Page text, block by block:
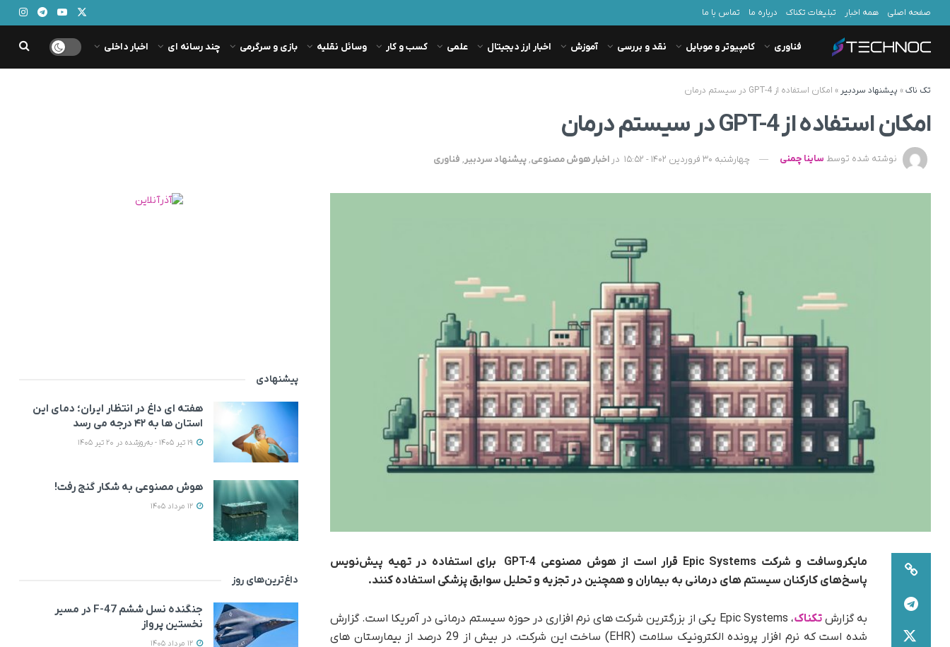
صفحه اصلی همه اخبار تبلیغات تکناک درباره ما تماس با ما
فناوری کامپیوتر و موبایل نقد و بررسی آموزش اخبار ارز دیجیتال علمی کسب و کار وسائل نقلیه بازی و سرگرمی چند رسانه ای اخبار داخلی
تک ناک» پیشنهاد سردبیر » امکان استفاده از GPT-4 در سیستم درمان
امکان استفاده از GPT-4 در سیستم درمان
نوشته شده توسط ساینا چمنی چهارشنبه 30 فروردین 1402 - 15:52 در اخبار هوش مصنوعی,پیشنهاد سردبیر, فناوری
مایکروسافت و شرکت Epic Systems قرار است از هوش مصنوعی GPT-4
برای استفاده در تهیه پیش‌نویس
پاسخ‌های کارکنان سیستم های درمانی به بیماران و همچنین در تجزیه و تحلیل سوابق پزشکی استفاده کنند.
به گزارشتکناک
، Epic Systems یکی از بزرگترین شرکت های نرم افزاری در حوزه سیستم درمانی در آمریکا است. گزارش
شده است که نرم افزار پرونده الکترونیک سلامت (EHR) ساخت این شرکت، در بیش از 29 درصد از بیمارستان های
پیشنهادی
هفته ای داغ در انتظار ایران؛ دمای این
استان ها به ۴۲ درجه می رسد
هوش مصنوعی به شکار گنج رفت!
داغ‌ترین‌های روز
جنگنده نسل ششم F-47 در مسیر
نخستین پرواز